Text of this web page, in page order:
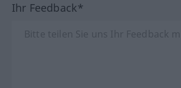
Ihr Feedback*